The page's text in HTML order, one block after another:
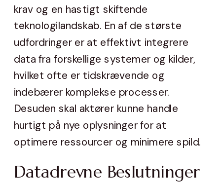
krav og en hastigt skiftende
teknologilandskab. En af de største
udfordringer er at effektivt integrere
data fra forskellige systemer og kilder,
hvilket ofte er tidskrævende og
indebærer komplekse processer.
Desuden skal aktører kunne handle
hurtigt på nye oplysninger for at
optimere ressourcer og minimere spild.
Datadrevne Beslutninger